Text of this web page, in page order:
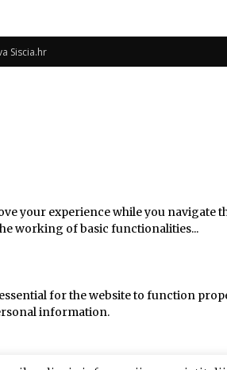
Siscia.hr
your experience while you navigate
working of basic functionalities...
for the website to function
information.